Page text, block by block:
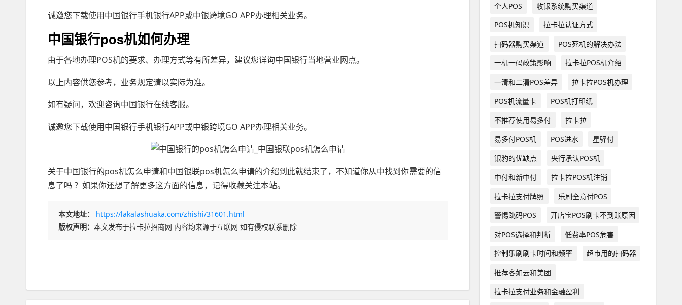
诚邀您下载使用中国银行手机银行APP或中银跨境GO APP办理相关业务。
中国银行pos机如何办理
由于各地办理POS机的要求、办理方式等有所差异，建议您详询中国银行当地营业网点。
以上内容供您参考，业务规定请以实际为准。
如有疑问，欢迎咨询中国银行在线客服。
诚邀您下载使用中国银行手机银行APP或中银跨境GO APP办理相关业务。
关于中国银行的pos机怎么申请和中国银联pos机怎么申请的介绍到此就结束了，不知道你从中找到你需要的信
息了吗 ？如果你还想了解更多这方面的信息，记得收藏关注本站。
本文地址：
https://lakalashuaka.com/zhishi/31601.html
版权声明： 本文发布于拉卡拉招商网 内容均来源于互联网 如有侵权联系删除
个人POS
收银系统购买渠道
POS机知识
拉卡拉认证方式
扫码器购买渠道
POS死机的解决办法
一机一码政策影响
拉卡拉POS机介绍
一清和二清POS差异
拉卡拉POS机办理
POS机流量卡
POS机打印纸
不推荐使用易多付
拉卡拉
易多付POS机
POS进水
星驿付
银豹的优缺点
央行承认POS机
中付和新中付
拉卡拉POS机注销
拉卡拉支付牌照
乐刷全意付POS
警惕跳码POS
开店宝POS刷卡不到账原因
对POS选择和判断
低费率POS危害
控制乐刷刷卡时间和频率
超市用的扫码器
推荐客如云和美团
拉卡拉支付业务和金融盈利